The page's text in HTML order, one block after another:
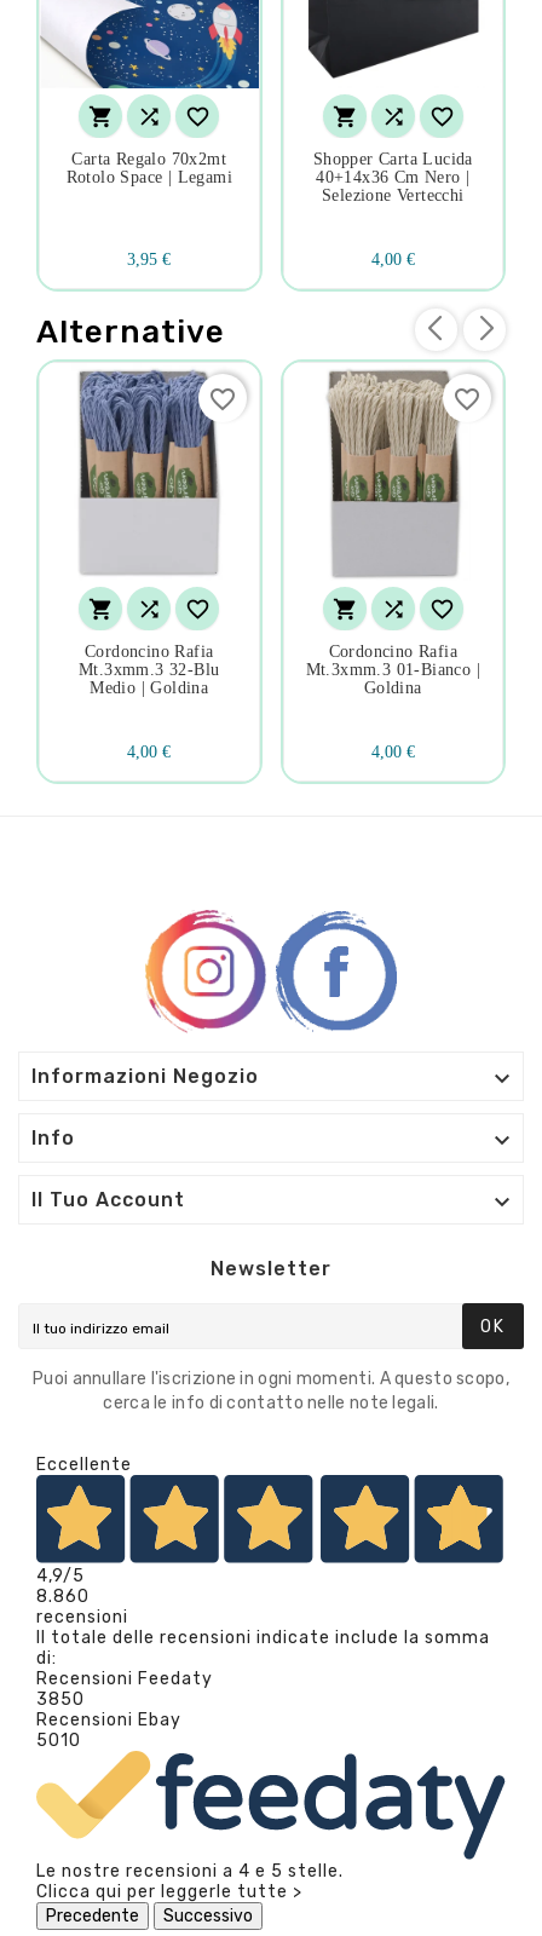
  
Carta Regalo 70x2mt
Rotolo Space | Legami
3,95 €
  
Shopper Carta Lucida
40+14x36 Cm Nero |
Selezione Vertecchi
4,00 €
Alternative
  
Cordoncino Rafia
Mt.3xmm.3 32-Blu
Medio | Goldina
4,00 €
favorite_border
  
Cordoncino Rafia
Mt.3xmm.3 01-Bianco |
Goldina
4,00 €
favorite_border
Informazioni Negozio 
Info 
Il Tuo Account 
Newsletter
OK
Puoi annullare l'iscrizione in ogni momenti. A questo scopo,
cerca le info di contatto nelle note legali.
Eccellente
4,9/5
8.860
recensioni
Il totale delle recensioni indicate include la somma
di:
Recensioni Feedaty
3850
Recensioni Ebay
5010
Le nostre recensioni a 4 e 5 stelle.
Clicca qui per leggerle tutte >
Precedente
Successivo